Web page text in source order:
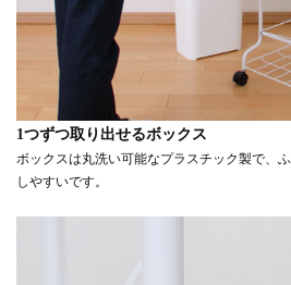
1つずつ取り出せるボックス
ボックスは丸洗い可能なプラスチック製で、
しやすいです。